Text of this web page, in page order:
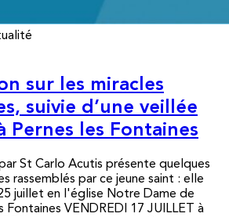
sur les miracles
suivie d’une veillée
Pernes les Fontaines
St Carlo Acutis présente quelques
rassemblés par ce jeune saint : elle
juillet en l'église Notre Dame de
Fontaines VENDREDI 17 JUILLET à